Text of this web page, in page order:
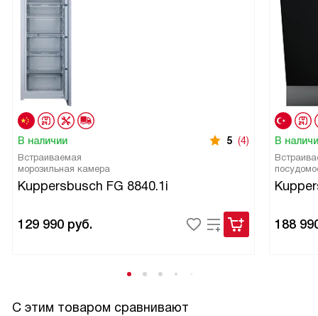
В наличии 5 (4)
Встраиваемая
морозильная камера
Kuppersbusch FG 8840.1i
129 990 руб.
В
188
С этим товаром сравнивают